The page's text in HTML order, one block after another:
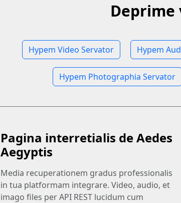
Deprime
Hypem Video Servator Hypem
Hypem Photographia Servator
Pagina interretialis de Aedes
Aegyptis
Media recuperationem gradus professionalis
in tua platformam integrare. Video, audio, et
imago files per API REST lucidum cum